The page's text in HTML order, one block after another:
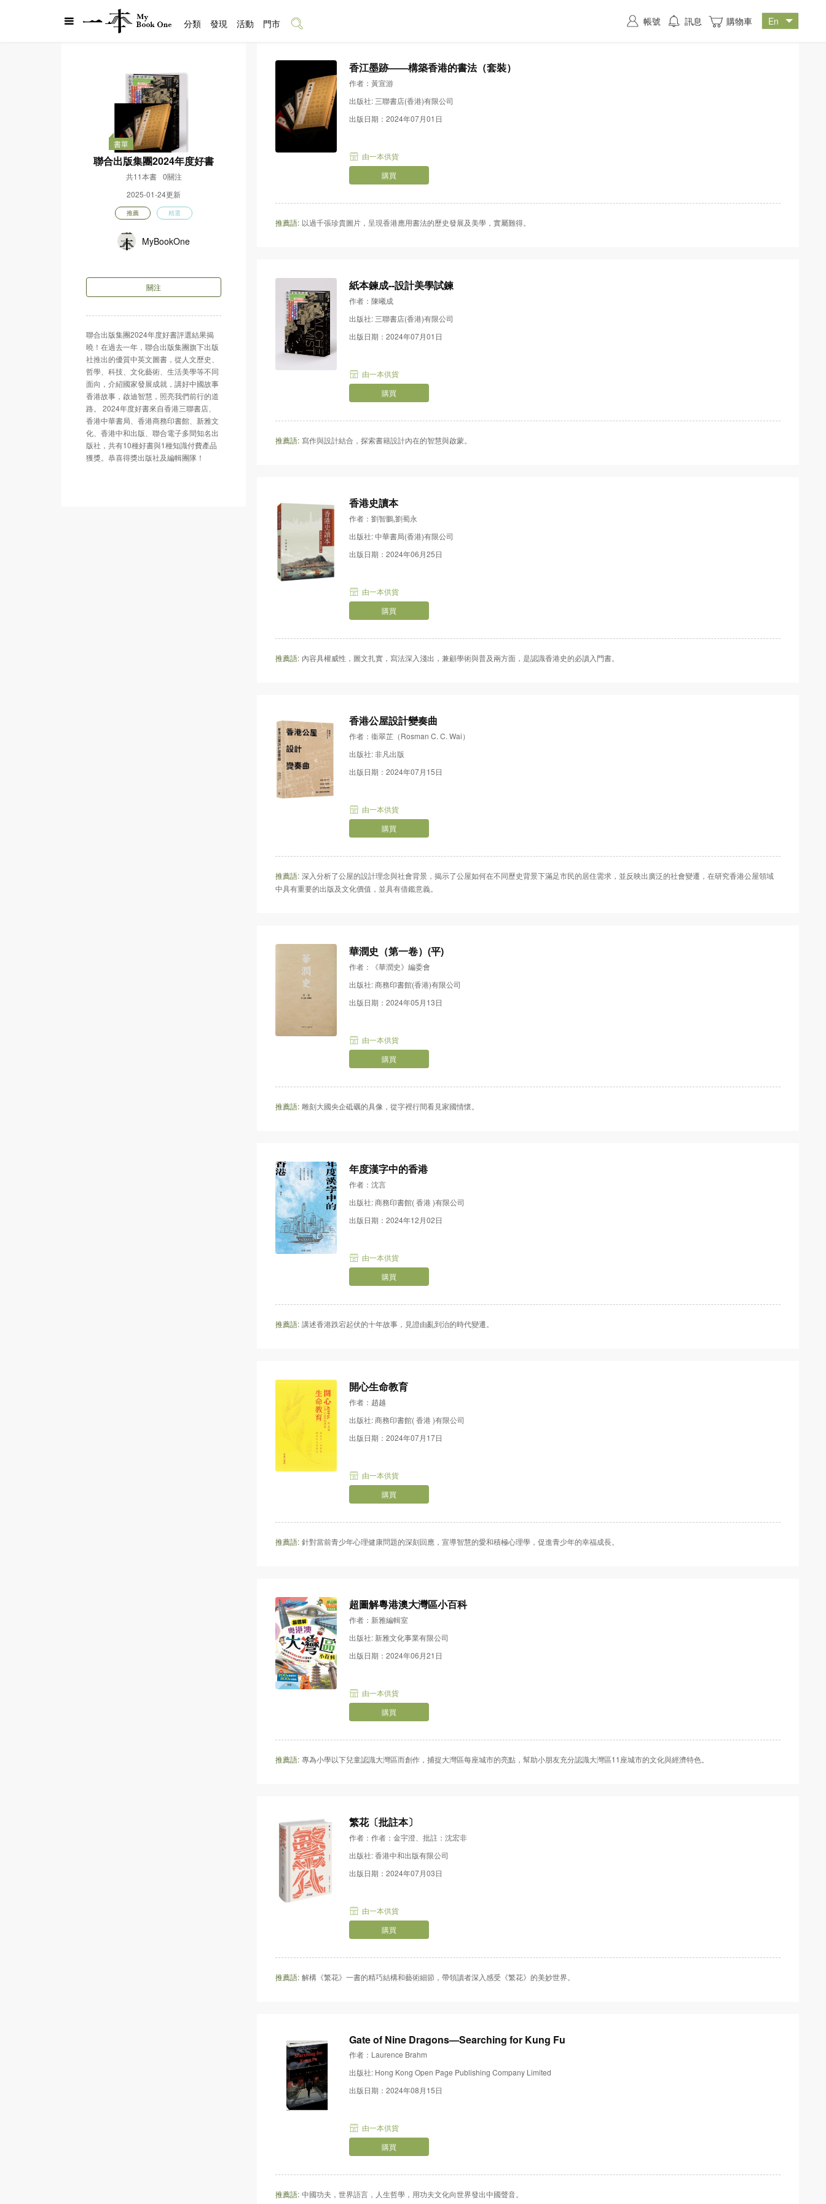
書單
聯合出版集團2024年度好書
共11本書
0關注
2025-01-24更新
推薦 精選
MyBookOne
關注
聯合出版集團2024年度好書評選結果揭
曉！在過去一年，聯合出版集團旗下出版
社推出的優質中英文圖書，從人文歷史、
哲學、科技、文化藝術、生活美學等不同
面向，介紹國家發展成就，講好中國故事
香港故事，啟迪智慧，照亮我們前行的道
路。 2024年度好書來自香港三聯書店、
香港中華書局、香港商務印書館、新雅文
化、香港中和出版、聯合電子多間知名出
版社，共有10種好書與1種知識付費產品
獲獎。恭喜得獎出版社及編輯團隊！
香江墨跡——構築香港的書法（套裝）
作者：黃宣游
出版社: 三聯書店(香港)有限公司
出版日期：2024年07月01日
由一本供貨
購買
推薦語: 以過千張珍貴圖片，呈現香港應用書法的歷史發展及美學，實屬難得。
紙本鍊成--設計美學試鍊
作者：陳曦成
出版社: 三聯書店(香港)有限公司
出版日期：2024年07月01日
由一本供貨
購買
推薦語: 寫作與設計結合，探索書籍設計內在的智慧與啟蒙。
香港史讀本
作者：劉智鵬,劉蜀永
出版社: 中華書局(香港)有限公司
出版日期：2024年06月25日
由一本供貨
購買
推薦語: 內容具權威性，圖文扎實，寫法深入淺出，兼顧學術與普及兩方面，是認識香港史的必讀入門書。
香港公屋設計變奏曲
作者：衞翠芷（Rosman C. C. Wai）
出版社: 非凡出版
出版日期：2024年07月15日
由一本供貨
購買
推薦語: 深入分析了公屋的設計理念與社會背景，揭示了公屋如何在不同歷史背景下滿足市民的居住需求，並反映出廣泛的社會變遷，在研究香港公屋領域
中具有重要的出版及文化價值，並具有借鑑意義。
華潤史（第一卷）(平)
作者：《華潤史》編委會
出版社: 商務印書館(香港)有限公司
出版日期：2024年05月13日
由一本供貨
購買
推薦語: 雕刻大國央企砥礪的具像，從字裡行間看見家國情懷。
年度漢字中的香港
作者：沈言
出版社: 商務印書館( 香港 )有限公司
出版日期：2024年12月02日
由一本供貨
購買
推薦語: 講述香港跌宕起伏的十年故事，見證由亂到治的時代變遷。
開心生命教育
作者：趙越
出版社: 商務印書館( 香港 )有限公司
出版日期：2024年07月17日
由一本供貨
購買
推薦語: 針對當前青少年心理健康問題的深刻回應，宣導智慧的愛和積極心理學，促進青少年的幸福成長。
超圖解粵港澳大灣區小百科
作者：新雅編輯室
出版社: 新雅文化事業有限公司
出版日期：2024年06月21日
由一本供貨
購買
推薦語: 專為小學以下兒童認識大灣區而創作，捕捉大灣區每座城市的亮點，幫助小朋友充分認識大灣區11座城市的文化與經濟特色。
繁花〔批註本〕
作者：作者：金宇澄、批註：沈宏非
出版社: 香港中和出版有限公司
出版日期：2024年07月03日
由一本供貨
購買
推薦語: 解構《繁花》一書的精巧結構和藝術細節，帶領讀者深入感受《繁花》的美妙世界。
Gate of Nine Dragons—Searching for Kung Fu
作者：Laurence Brahm
出版社: Hong Kong Open Page Publishing Company Limited
出版日期：2024年08月15日
由一本供貨
購買
推薦語: 中國功夫，世界語言，人生哲學，用功夫文化向世界發出中國聲音。
分類 發現 活動 門市 帳號 訊息 購物車